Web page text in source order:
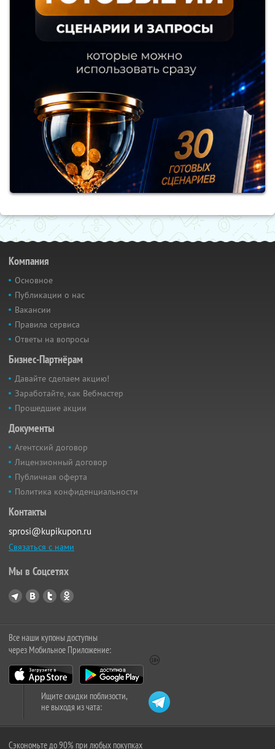
Компания
Основное
Публикации о нас
Вакансии
Правила сервиса
Ответы на вопросы
Бизнес-Партнёрам
Давайте сделаем акцию!
Заработайте, как Вебмастер
Прошедшие акции
Документы
Агентский договор
Лицензионный договор
Публичная оферта
Политика конфиденциальности
Контакты
sprosi@kupikupon.ru
Связаться с нами
Мы в Соцсетях
Все наши купоны доступны
через Мобильное Приложение:
Ищите скидки поблизости,
не выходя из чата:
Сэкономьте до 90% при любых покупках